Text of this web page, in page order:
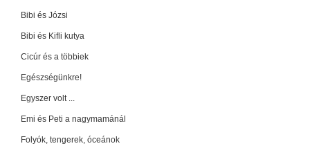
Bibi és Józsi
Bibi és Kifli kutya
Cicúr és a többiek
Egészségünkre!
Egyszer volt ...
Emi és Peti a nagymamánál
Folyók, tengerek, óceánok